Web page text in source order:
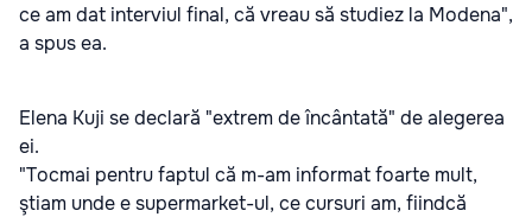
ce am dat interviul final, că vreau să studiez la Modena",
a spus ea.
Elena Kuji se declară "extrem de încântată" de alegerea
ei.
"Tocmai pentru faptul că m-am informat foarte mult,
ştiam unde e supermarket-ul, ce cursuri am, fiindcă